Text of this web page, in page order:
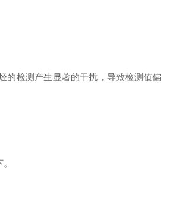
的检测产生显著的干扰，导致检测值偏
。